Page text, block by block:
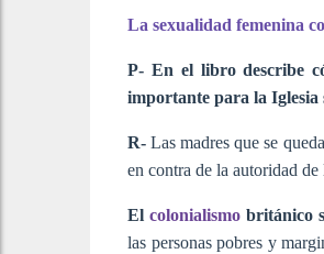
La sexualidad femenina
P- En el libro describe
importante para la Iglesia
R- Las madres que se
en contra de la autoridad
El colonialismobritánico
las personas pobres y